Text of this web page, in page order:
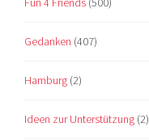
Gedanken (407)
Hamburg (2)
Ideen zur Unterstützung (2)